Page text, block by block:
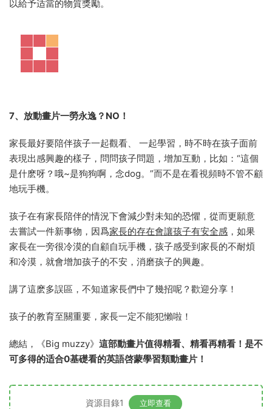
以給予适當的物質獎勵。
7、放動畫片一勞永逸？NO！
家長最好要陪伴孩子一起觀看、 一起學習，時不時在孩子面前
表現出感興趣的樣子，問問孩子問題，增加互動，比如：“這個
是什麽呀？哦~是狗狗啊，念dog。”而不是在看視頻時不管不顧
地玩手機。
孩子在有家長陪伴的情況下會減少對未知的恐懼，從而更願意
去嘗試一件新事物，因爲家長的存在會讓孩子有安全感 ，如果
家長在一旁很冷漠的自顧自玩手機，孩子感受到家長的不耐煩
和冷漠，就會增加孩子的不安，消磨孩子的興趣。
講了這麽多誤區，不知道家長們中了幾招呢？歡迎分享！
孩子的教育至關重要，家長一定不能犯懶啦！
總結，《Big muzzy》 這部動畫片值得精看、精看再精看！是不
可多得的适合0基礎看的英語啓蒙學習類動畫片！
資源目錄1 立即查看